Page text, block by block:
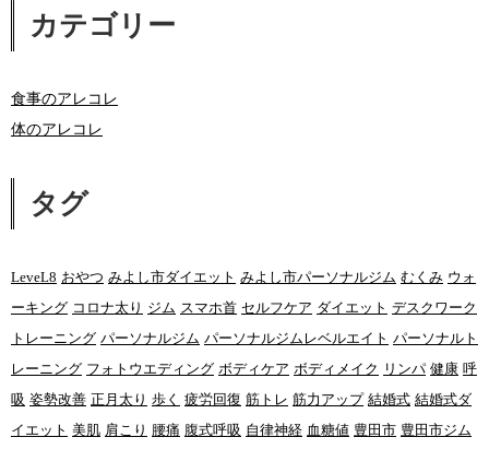
カテゴリー
食事のアレコレ
体のアレコレ
タグ
LeveL8 おやつ みよし市ダイエット みよし市パーソナルジム むくみ ウォ
ーキング コロナ太り ジム スマホ首 セルフケア ダイエット デスクワーク
トレーニング パーソナルジム パーソナルジムレベルエイト パーソナルト
レーニング フォトウエディング ボディケア ボディメイク リンパ 健康 呼
吸 姿勢改善 正月太り 歩く 疲労回復 筋トレ 筋力アップ 結婚式 結婚式ダ
イエット 美肌 肩こり 腰痛 腹式呼吸 自律神経 血糖値 豊田市 豊田市ジム